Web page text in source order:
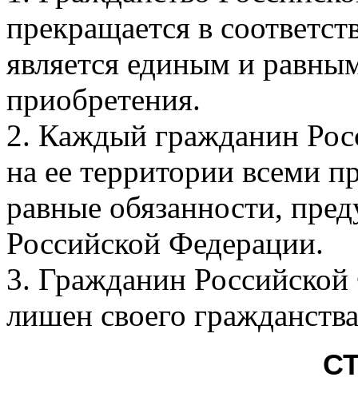
прекращается в
является единым и
приобретения.
2. Каждый гражданин
на ее территории всеми
равные обязанности,
Российской Федерации.
3. Гражданин
лишен своего